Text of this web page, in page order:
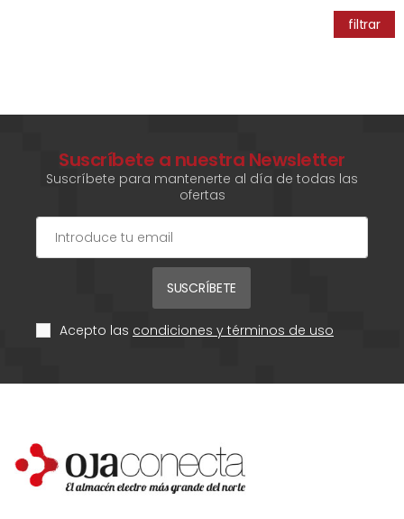
filtrar
Suscríbete a nuestra Newsletter
Suscríbete para mantenerte al día de todas las
ofertas
SUSCRÍBETE
Acepto las condiciones y términos de uso